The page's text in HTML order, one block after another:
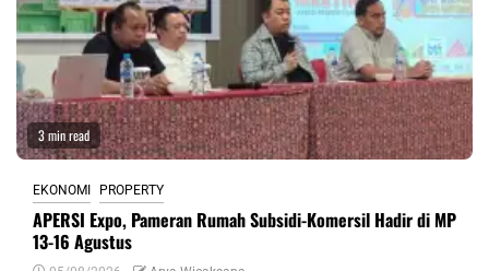
3 min read
EKONOMI PROPERTY
APERSI Expo, Pameran Rumah Subsidi-Komersil Hadir di MP
13-16 Agustus